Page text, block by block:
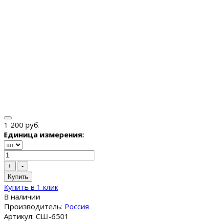
1 200 руб.
Единица измерения:
+
-
Купить
Купить в 1 клик
В наличии
Производитель: Россия
Артикул: СШ-6501